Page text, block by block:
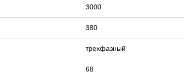
3000
380
трехфазный
68